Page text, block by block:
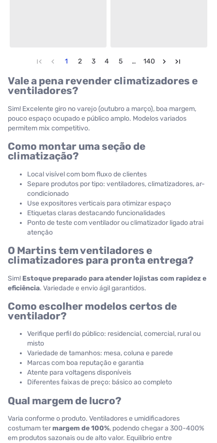
1 2 3 4 5 … 140
Vale a pena revender climatizadores e
ventiladores?
Sim! Excelente giro no varejo (outubro a março), boa margem,
pouco espaço ocupado e público amplo. Modelos variados
permitem mix competitivo.
Como montar uma seção de
climatização?
Local visível com bom fluxo de clientes
Separe produtos por tipo: ventiladores, climatizadores, ar-
condicionado
Use expositores verticais para otimizar espaço
Etiquetas claras destacando funcionalidades
Ponto de teste com ventilador ou climatizador ligado atrai
atenção
O Martins tem ventiladores e
climatizadores para pronta entrega?
Sim! Estoque preparado para atender lojistas com rapidez e
eficiência. Variedade e envio ágil garantidos.
Como escolher modelos certos de
ventilador?
Verifique perfil do público: residencial, comercial, rural ou
misto
Variedade de tamanhos: mesa, coluna e parede
Marcas com boa reputação e garantia
Atente para voltagens disponíveis
Diferentes faixas de preço: básico ao completo
Qual margem de lucro?
Varia conforme o produto. Ventiladores e umidificadores
costumam termargem de 100%, podendo chegar a 300-400%
em produtos sazonais ou de alto valor. Equilíbrio entre